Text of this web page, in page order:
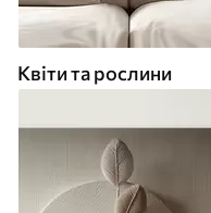
Квіти та рослини